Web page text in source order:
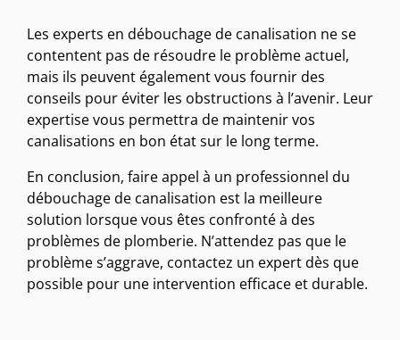
Les experts en débouchage de canalisation ne se
contentent pas de résoudre le problème actuel,
mais ils peuvent également vous fournir des
conseils pour éviter les obstructions à l’avenir. Leur
expertise vous permettra de maintenir vos
canalisations en bon état sur le long terme.
En conclusion, faire appel à un professionnel du
débouchage de canalisation est la meilleure
solution lorsque vous êtes confronté à des
problèmes de plomberie. N’attendez pas que le
problème s’aggrave, contactez un expert dès que
possible pour une intervention efficace et durable.